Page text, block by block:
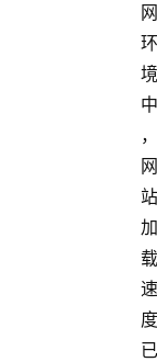
网
环
境
中
，
网
站
加
载
速
度
已